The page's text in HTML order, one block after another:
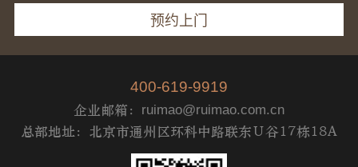
400-619-9919
企业邮箱： ruimao@ruimao.com.cn
总部地址：北京市通州区环科中路联东Ｕ谷17栋18A